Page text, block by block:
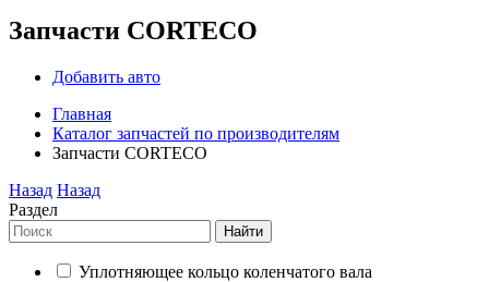
Запчасти CORTECO
Добавить авто
Главная
Каталог запчастей по производителям
Запчасти CORTECO
Назад Назад
Раздел
Найти
Уплотняющее кольцо коленчатого вала